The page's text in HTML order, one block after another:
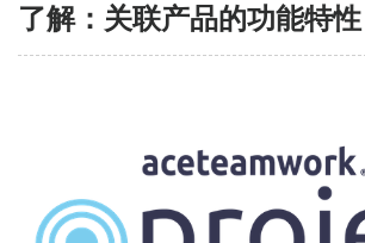
了解：关联产品的功能特性